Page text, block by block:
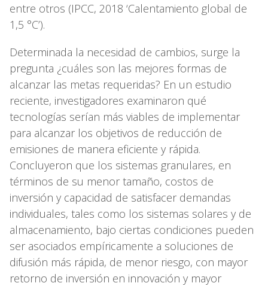
entre otros (IPCC, 2018 ‘Calentamiento global de
1,5 °C’).
Determinada la necesidad de cambios, surge la
pregunta ¿cuáles son las mejores formas de
alcanzar las metas requeridas? En un estudio
reciente, investigadores examinaron qué
tecnologías serían más viables de implementar
para alcanzar los objetivos de reducción de
emisiones de manera eficiente y rápida.
Concluyeron que los sistemas granulares, en
términos de su menor tamaño, costos de
inversión y capacidad de satisfacer demandas
individuales, tales como los sistemas solares y de
almacenamiento, bajo ciertas condiciones pueden
ser asociados empíricamente a soluciones de
difusión más rápida, de menor riesgo, con mayor
retorno de inversión en innovación y mayor